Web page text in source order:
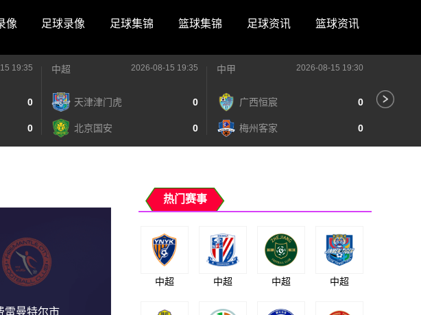
像 足球录像 足球集锦 篮球集锦 足球资讯 篮球资讯
19:35
0
0
中超 2026-08-15 19:35
天津津门虎 0
北京国安 0
中甲 2026-08-15 19:30
广西恒宸 0
梅州客家 0
雷曼特尔市
热门赛事
中超 中超 中超 中超